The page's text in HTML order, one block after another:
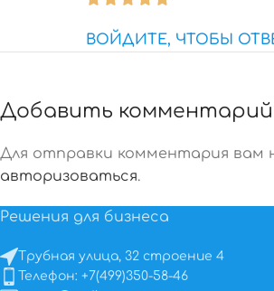
ВОЙДИТЕ, ЧТОБЫ
Добавить комментарий
Для отправки комментария вам
авторизоваться.
Решения для бизнеса
Трубная улица, 32 строение 4
Телефон: +7(499)350-58-46